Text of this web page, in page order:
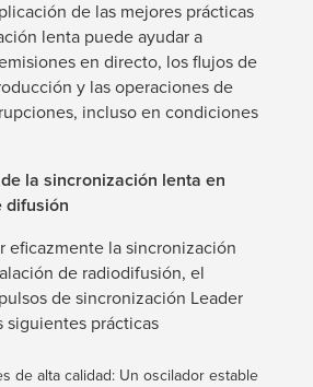
de las mejores prácticas
lenta puede ayudar a
en directo, los flujos de
y las operaciones de
incluso en condiciones
la sincronización lenta en
difusión
eficazmente la sincronización
de radiodifusión, el
de sincronización Leader
siguientes prácticas
de alta calidad: Un oscilador estable